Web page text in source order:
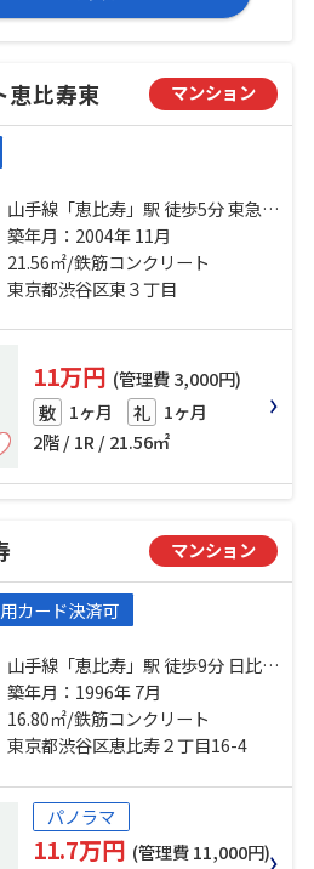
恵比寿東 マンション
山手線「恵比寿」駅 徒歩5分 東急東
横線「代官山」駅 徒歩9分 山手線
「渋谷」駅 徒歩14分
築年月：2004年 11月
21.56㎡/鉄筋コンクリート
東京都渋谷区東３丁目
11万円 (管理費 3,000円)
敷 1ヶ月 礼 1ヶ月
2階 / 1R / 21.56㎡
マンション
カード決済可
山手線「恵比寿」駅 徒歩9分 日比谷
線「広尾」駅 徒歩9分 南北線「白金
台」駅 徒歩18分
築年月：1996年 7月
16.80㎡/鉄筋コンクリート
東京都渋谷区恵比寿２丁目16-4
パノラマ
11.7万円 (管理費 11,000円)